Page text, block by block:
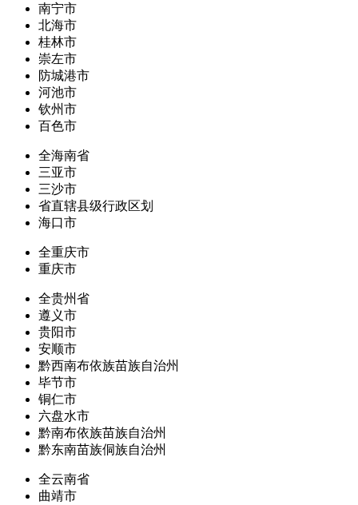
南宁市
北海市
桂林市
崇左市
防城港市
河池市
钦州市
百色市
全海南省
三亚市
三沙市
省直辖县级行政区划
海口市
全重庆市
重庆市
全贵州省
遵义市
贵阳市
安顺市
黔西南布依族苗族自治州
毕节市
铜仁市
六盘水市
黔南布依族苗族自治州
黔东南苗族侗族自治州
全云南省
曲靖市